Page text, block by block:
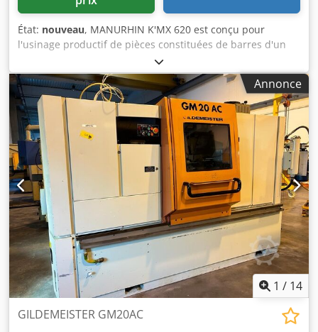
État: nouveau, MANURHIN K'MX 620 est conçu pour
l'usinage productif de pièces constituées de barres d'un
diamètre maximum de 20 mm. La machine est équipée de
série de deux électrobroches avec une vitesse maximale
de 12 000 tr/min et d'un canon de guidage rotatif
synchronisé avec la broche principale au moyen de poulies
et de courroies. Caractéristiques principales : - Diamètre
max. du matériau de la barre 20 mm - 12 000 tr/min sur
les deux broches - Puissance de la broche principale
3,7/5,5 kW - Course de la broche 210 mm - Nombre d'outils
dans la coupe en même temps : 2 - Puissances des outils
tournants : 2kW - Nombre de postes : 22 dont 9
motorisables Dwedpfx Aeuqngqsclea
Annonce
1 / 14
GILDEMEISTER GM20AC